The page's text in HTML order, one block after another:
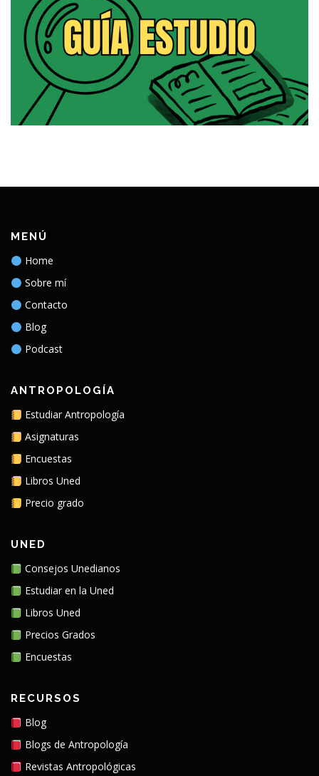
MENÚ
Home
Sobre mí
Contacto
Blog
Podcast
ANTROPOLOGÍA
Estudiar Antropología
Asignaturas
Encuestas
Libros Uned
Precio grado
UNED
Consejos Unedianos
Estudiar en la Uned
Libros Uned
Precios Grados
Encuestas
RECURSOS
Blog
Blogs de Antropología
Revistas Antropológicas